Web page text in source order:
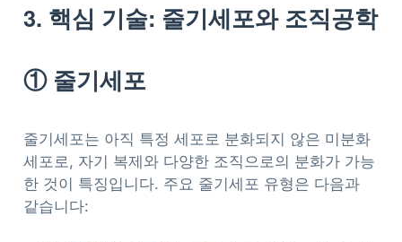
3. 핵심 기술: 줄기세포와 조직공학
① 줄기세포
줄기세포는 아직 특정 세포로 분화되지 않은 미분화
세포로, 자기 복제와 다양한 조직으로의 분화가 가능
한 것이 특징입니다. 주요 줄기세포 유형은 다음과
같습니다: